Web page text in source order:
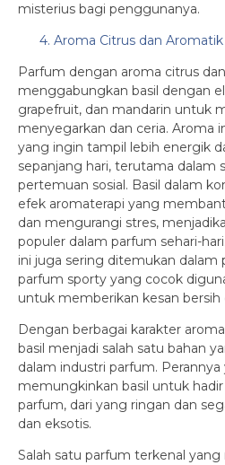
misterius bagi penggunanya.
4. Aroma Citrus dan Aromatik
Parfum dengan aroma citrus
menggabungkan basil dengan
grapefruit, dan mandarin untuk
menyegarkan dan ceria. Aroma
yang ingin tampil lebih energik
sepanjang hari, terutama dalam
pertemuan sosial. Basil dalam
efek aromaterapi yang
dan mengurangi stres,
populer dalam parfum sehari-
ini juga sering ditemukan dalam
parfum sporty yang cocok
untuk memberikan kesan bersih
Dengan berbagai karakter
basil menjadi salah satu bahan
dalam industri parfum.
memungkinkan basil untuk
parfum, dari yang ringan dan
dan eksotis.
Salah satu parfum terkenal yang